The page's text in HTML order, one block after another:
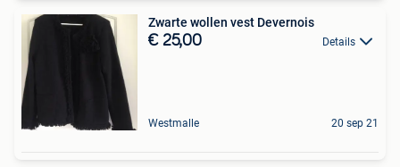
Zwarte wollen vest Devernois
€ 25,00 Details
Westmalle 20 sep 21